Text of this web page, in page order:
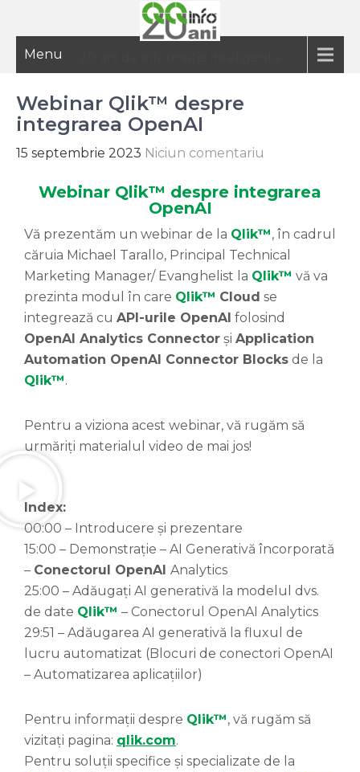
Menu
Webinar Qlik™ despre
integrarea OpenAI
15 septembrie 2023 Niciun comentariu
Webinar Qlik™ despre integrarea
OpenAI
Vă prezentăm un webinar de la Qlik™, în cadrul
căruia Michael Tarallo, Principal Technical
Marketing Manager/ Evanghelist la Qlik™ vă va
prezinta modul în care Qlik™ Cloud se
integrează cu API-urile OpenAI folosind
OpenAI Analytics Connector și Application
Automation OpenAI Connector Blocks de la
Qlik™.
Pentru a viziona acest webinar, vă rugăm să
urmăriți materialul video de mai jos!
Index:
00:00 – Introducere și prezentare
15:00 – Demonstrație – AI Generativă încorporată
– Conectorul OpenAI Analytics
25:00 – Adăugați AI generativă la modelul dvs.
de date Qlik™ – Conectorul OpenAI Analytics
29:51 – Adăugarea AI generativă la fluxul de
lucru automatizat (Blocuri de conectori OpenAI
– Automatizarea aplicațiilor)
Pentru informații despre Qlik™, vă rugăm să
vizitați pagina: qlik.com.
Pentru soluții specifice și specializate de la